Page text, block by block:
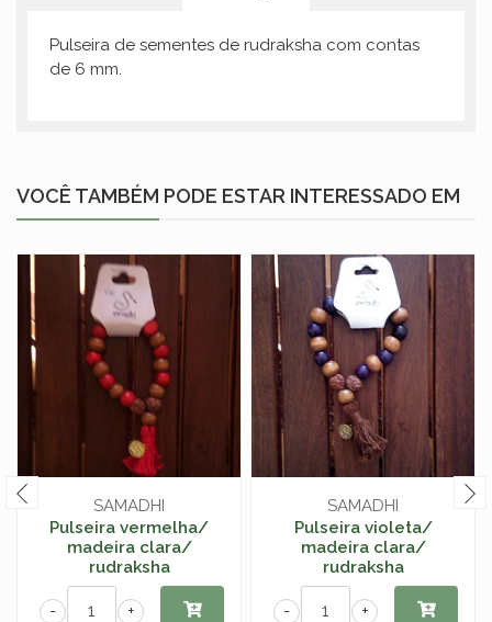
Pulseira de sementes de rudraksha com contas
de 6 mm.
VOCÊ TAMBÉM PODE ESTAR INTERESSADO EM
SAMADHI
Pulseira vermelha/
madeira clara/
rudraksha
+
-
SAMADHI
Pulseira violeta/
madeira clara/
rudraksha
+
-